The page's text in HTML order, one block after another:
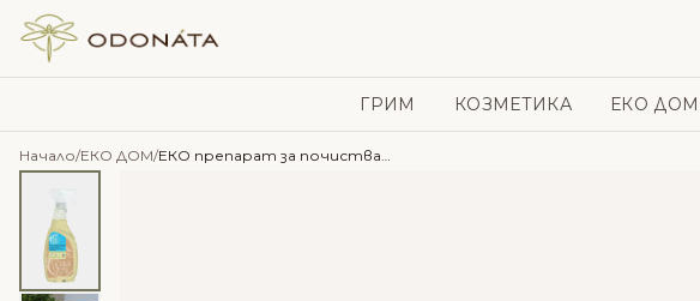
Skip to content
ГРИМ КОЗМЕТИКА ЕКО ДОМ
Начало/ЕКО ДОМ/ ЕКО препарат за почистване на стъкла с био масла от портокал и цитронела – Tierra Verde